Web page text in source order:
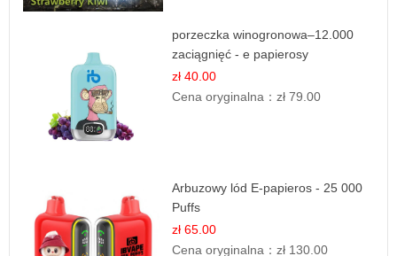
porzeczka winogronowa–12.000
zaciągnięć - e papierosy
zł 40.00
Cena oryginalna：zł 79.00
Arbuzowy lód E-papieros - 25 000
Puffs
zł 65.00
Cena oryginalna：zł 130.00